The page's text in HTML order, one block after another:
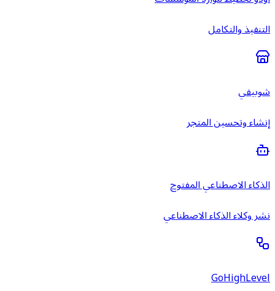
التنفيذ والتكامل
شوبيفي
إنشاء وتحسين المتجر
الذكاء الاصطناعي المفتوح
نشر وكلاء الذكاء الاصطناعي
GoHighLevel